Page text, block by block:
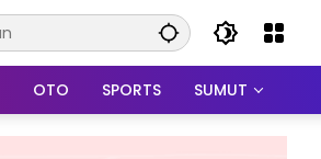
OTO SPORTS SUMUT